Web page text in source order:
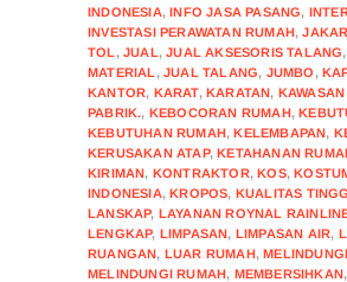
INDONESIA,INFO JASA PASANG,
INVESTASI PERAWATAN RUMAH,
TOL ,JUAL,JUAL AKSESORIS TALANG,
MATERIAL ,JUAL TALANG, JUMBO ,
KANTOR, KARAT,KARATAN,
PABRIK., KEBOCORAN RUMAH,
KEBUTUHAN RUMAH,KELEMBAPAN,
KERUSAKAN ATAP,KETAHANAN
KIRIMAN, KONTRAKTOR,KOS,
INDONESIA,KROPOS, KUALITAS
LANSKAP, LAYANAN ROYNAL
LENGKAP, LIMPASAN, LIMPASAN AIR,
RUANGAN, LUAR RUMAH,
MELINDUNGI RUMAH, MEMBERSIHKAN,